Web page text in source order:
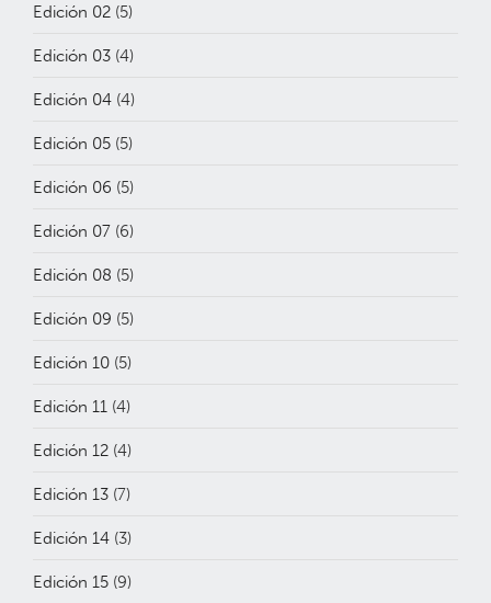
Edición 02 (5)
Edición 03 (4)
Edición 04 (4)
Edición 05 (5)
Edición 06 (5)
Edición 07 (6)
Edición 08 (5)
Edición 09 (5)
Edición 10 (5)
Edición 11 (4)
Edición 12 (4)
Edición 13 (7)
Edición 14 (3)
Edición 15 (9)